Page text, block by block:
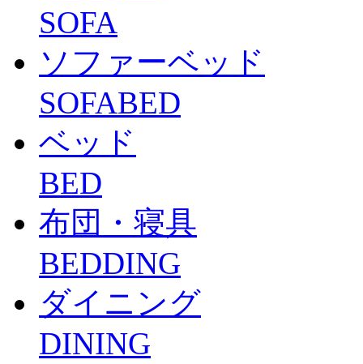
SOFA
ソファーベッド
SOFABED
ベッド
BED
布団・寝具
BEDDING
ダイニング
DINING